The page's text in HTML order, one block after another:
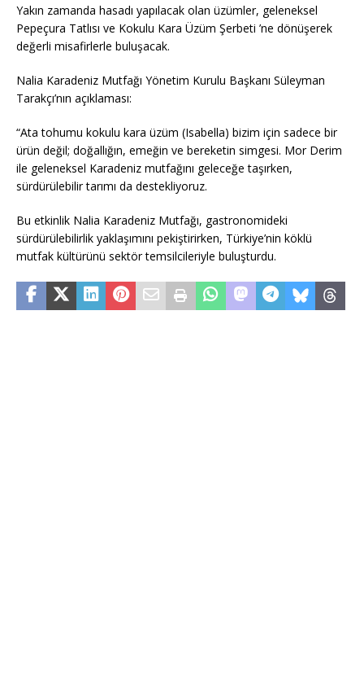
Yakın zamanda hasadı yapılacak olan üzümler, geleneksel
Pepeçura Tatlısı ve Kokulu Kara Üzüm Şerbeti ’ne dönüşerek
değerli misafirlerle buluşacak.
Nalia Karadeniz Mutfağı Yönetim Kurulu Başkanı Süleyman
Tarakçı’nın açıklaması:
“Ata tohumu kokulu kara üzüm (Isabella) bizim için sadece bir
ürün değil; doğallığın, emeğin ve bereketin simgesi. Mor Derim
ile geleneksel Karadeniz mutfağını geleceğe taşırken,
sürdürülebilir tarımı da destekliyoruz.
Bu etkinlik Nalia Karadeniz Mutfağı, gastronomideki
sürdürülebilirlik yaklaşımını pekiştirirken, Türkiye’nin köklü
mutfak kültürünü sektör temsilcileriyle buluşturdu.